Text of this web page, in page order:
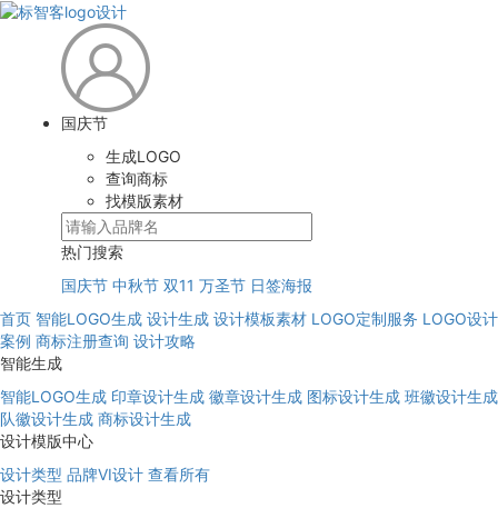
国庆节
生成LOGO
查询商标
找模版素材
热门搜索
国庆节 中秋节 双11 万圣节 日签海报
首页 智能LOGO生成 设计生成 设计模板素材 LOGO定制服务 LOGO设计
案例 商标注册查询 设计攻略
智能生成
智能LOGO生成 印章设计生成 徽章设计生成 图标设计生成 班徽设计生成
队徽设计生成 商标设计生成
设计模版中心
设计类型 品牌VI设计 查看所有
设计类型